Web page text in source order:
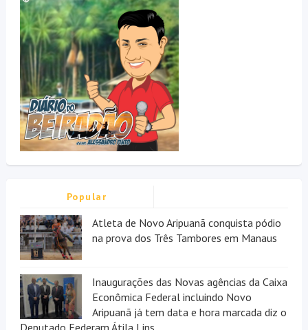
Popular
Atleta de Novo Aripuanã conquista pódio
na prova dos Três Tambores em Manaus
Inaugurações das Novas agências da Caixa
Econômica Federal incluindo Novo
Aripuanã já tem data e hora marcada diz o